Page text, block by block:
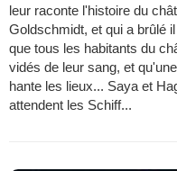
leur raconte l'histoire du
Goldschmidt, et qui a brûlé
que tous les habitants du
vidés de leur sang, et
hante les lieux... Saya et
attendent les Schiff...